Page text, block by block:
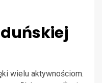
wielu aktywnościom.